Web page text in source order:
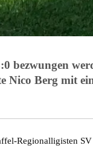
bezwungen
Nico Berg mit
Regionalligisten SV